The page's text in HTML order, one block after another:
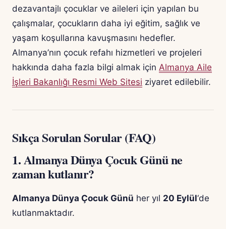
dezavantajlı çocuklar ve aileleri için yapılan bu
çalışmalar, çocukların daha iyi eğitim, sağlık ve
yaşam koşullarına kavuşmasını hedefler.
Almanya’nın çocuk refahı hizmetleri ve projeleri
hakkında daha fazla bilgi almak için Almanya Aile
İşleri Bakanlığı Resmi Web Sitesi ziyaret edilebilir.
Sıkça Sorulan Sorular (FAQ)
1. Almanya Dünya Çocuk Günü ne
zaman kutlanır?
Almanya Dünya Çocuk Günü her yıl 20 Eylül‘de
kutlanmaktadır.